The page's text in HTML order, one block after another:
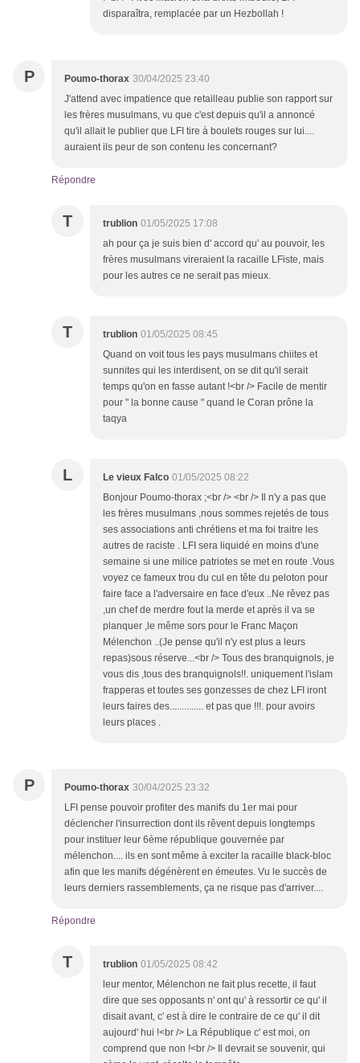
disparaîtra, remplacée par un Hezbollah !
P Poumo-thorax 30/04/2025 23:40
J'attend avec impatience que retailleau publie son rapport sur
les frères musulmans, vu que c'est depuis qu'il a annoncé
qu'il allait le publier que LFI tire à boulets rouges sur lui....
auraient ils peur de son contenu les concernant?
Répondre
T trublion 01/05/2025 17:08
ah pour ça je suis bien d' accord qu' au pouvoir, les
frères musulmans vireraient la racaille LFiste, mais
pour les autres ce ne serait pas mieux.
T trublion 01/05/2025 08:45
Quand on voit tous les pays musulmans chiites et
sunnites qui les interdisent, on se dit qu'il serait
temps qu'on en fasse autant !<br /> Facile de mentir
pour " la bonne cause " quand le Coran prône la
taqya
L Le vieux Falco 01/05/2025 08:22
Bonjour Poumo-thorax ;<br /> <br /> Il n'y a pas que
les frères musulmans ,nous sommes rejetés de tous
ses associations anti chrétiens et ma foi traitre les
autres de raciste . LFI sera liquidé en moins d'une
semaine si une milice patriotes se met en route .Vous
voyez ce fameux trou du cul en tête du peloton pour
faire face a l'adversaire en face d'eux ..Ne rêvez pas
,un chef de merdre fout la merde et après il va se
planquer ,le même sors pour le Franc Maçon
Mélenchon ..(Je pense qu'il n'y est plus a leurs
repas)sous réserve...<br /> Tous des branquignols, je
vous dis ,tous des branquignols!!. uniquement l'islam
frapperas et toutes ses gonzesses de chez LFI iront
leurs faires des.............. et pas que !!!. pour avoirs
leurs places .
P Poumo-thorax 30/04/2025 23:32
LFI pense pouvoir profiter des manifs du 1er mai pour
déclencher l'insurrection dont ils rêvent depuis longtemps
pour instituer leur 6ème république gouvernée par
mélenchon.... ils en sont même à exciter la racaille black-bloc
afin que les manifs dégénèrent en émeutes. Vu le succès de
leurs derniers rassemblements, ça ne risque pas d'arriver....
Répondre
T trublion 01/05/2025 08:42
leur mentor, Mélenchon ne fait plus recette, il faut
dire que ses opposants n' ont qu' à ressortir ce qu' il
disait avant, c' est à dire le contraire de ce qu' il dit
aujourd' hui !<br /> La République c' est moi, on
comprend que non !<br /> Il devrait se souvenir, qui